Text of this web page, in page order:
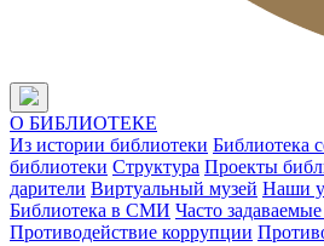
О БИБЛИОТЕКЕ
Из истории библиотеки Библиотека
библиотеки Структура Проекты
дарители Виртуальный музей Наши
Библиотека в СМИ Часто
Противодействие коррупции